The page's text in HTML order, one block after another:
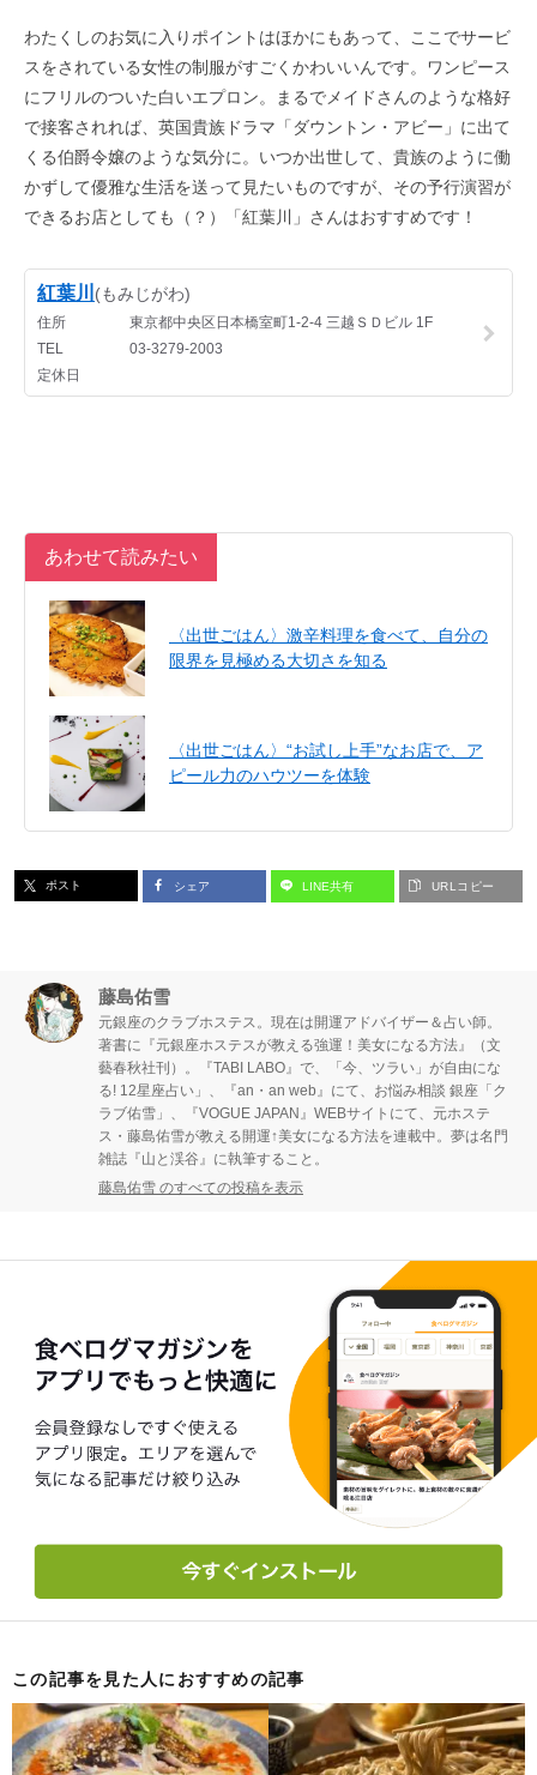
わたくしのお気に入りポイントはほかにもあって、ここでサービ
スをされている女性の制服がすごくかわいいんです。ワンピース
にフリルのついた白いエプロン。まるでメイドさんのような格好
で接客されれば、英国貴族ドラマ「ダウントン・アビー」に出て
くる伯爵令嬢のような気分に。いつか出世して、貴族のように働
かずして優雅な生活を送って見たいものですが、その予行演習が
できるお店としても（？）「紅葉川」さんはおすすめです！
あわせて読みたい
〈出世ごはん〉激辛料理を食べて、自分の
限界を見極める大切さを知る
〈出世ごはん〉“お試し上手”なお店で、ア
ピール力のハウツーを体験
ポスト シェア LINE共有 URLコピー
藤島佑雪
元銀座のクラブホステス。現在は開運アドバイザー＆占い師。
著書に『元銀座ホステスが教える強運！美女になる方法』（文
藝春秋社刊）。『TABI LABO』で、「今、ツラい」が自由にな
る! 12星座占い」、『an・an web』にて、お悩み相談 銀座「ク
ラブ佑雪」、『VOGUE JAPAN』WEBサイトにて、元ホステ
ス・藤島佑雪が教える開運↑美女になる方法を連載中。夢は名門
雑誌『山と渓谷』に執筆すること。
藤島佑雪 のすべての投稿を表示
この記事を見た人におすすめの記事